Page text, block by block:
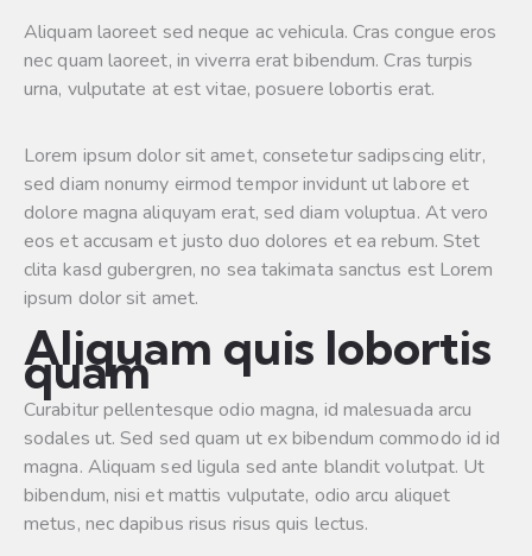
Aliquam laoreet sed neque ac vehicula. Cras congue eros
nec quam laoreet, in viverra erat bibendum. Cras turpis
urna, vulputate at est vitae, posuere lobortis erat.
Lorem ipsum dolor sit amet, consetetur sadipscing elitr,
sed diam nonumy eirmod tempor invidunt ut labore et
dolore magna aliquyam erat, sed diam voluptua. At vero
eos et accusam et justo duo dolores et ea rebum. Stet
clita kasd gubergren, no sea takimata sanctus est Lorem
ipsum dolor sit amet.
Aliquam quis lobortis
quam
Curabitur pellentesque odio magna, id malesuada arcu
sodales ut. Sed sed quam ut ex bibendum commodo id id
magna. Aliquam sed ligula sed ante blandit volutpat. Ut
bibendum, nisi et mattis vulputate, odio arcu aliquet
metus, nec dapibus risus risus quis lectus.